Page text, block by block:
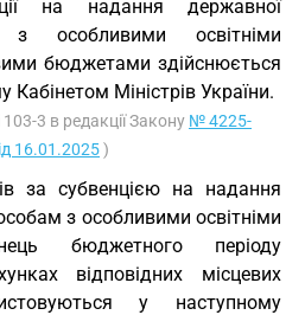
на надання державної
особливими освітніми
бюджетами здійснюється
Міністрів України.
3 в редакції Закону № 4225-
16.01.2025)
за субвенцією на надання
з особливими освітніми
бюджетного періоду
відповідних місцевих
у наступному